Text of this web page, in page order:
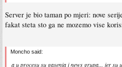
Server je bio taman po mjeri: nove
fakat steta sto ga ne mozemo vise
Moncho said:
a u procesu su gasenja i news grupa... jer su